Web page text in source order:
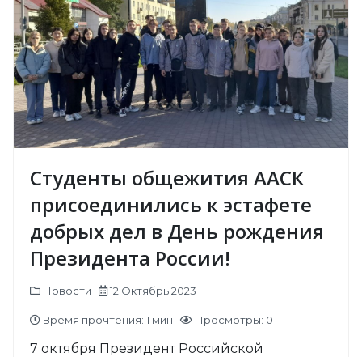
Студенты общежития ААСК
присоединились к эстафете
добрых дел в День рождения
Президента России!
Новости 12 Октябрь 2023
Время прочтения: 1 мин Просмотры: 0
7 октября Президент Российской